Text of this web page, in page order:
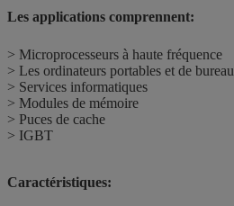
Les applications comprennent:
> Microprocesseurs à haute fréquence
> Les ordinateurs portables et de bureau
> Services informatiques
> Modules de mémoire
> Puces de cache
> IGBT
Caractéristiques: